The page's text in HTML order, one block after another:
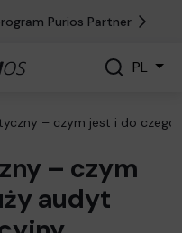
Purios Partner
PL
– czym jest i do
– czym
audyt